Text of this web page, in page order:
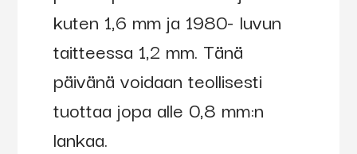
kuten 1,6 mm ja 1980- luvun
taitteessa 1,2 mm. Tänä
päivänä voidaan teollisesti
tuottaa jopa alle 0,8 mm:n
lankaa.